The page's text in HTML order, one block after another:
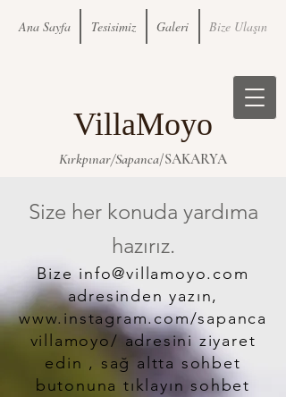
VillaMoyo
Kırkpınar/Sapanca/SAKARYA
Ana Sayfa Tesisimiz Galeri Bize Ulaşın
Size her konuda yardıma
hazırız.
Bize info@villamoyo.com
adresinden yazın,
www.instagram.com/sapanca
villamoyo/ adresini ziyaret
edin , sağ altta sohbet
butonuna tıklayın sohbet